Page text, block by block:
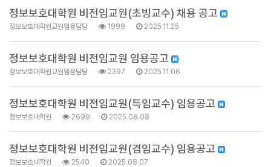
정보보호대학원 비전임교원(초빙교수) 채용 공고
정보보호대학원교원임용담당 1999 2025.11.25
정보보호대학원 비전임교원 임용공고
정보보호대학원교원임용담당 2397 2025.11.06
정보보호대학원 비전임교원(특임교수) 임용공고
정보보호대학원 2699 2025.08.08
정보보호대학원 비전임교원(겸임교수) 임용공고
정보보호대학원 2540 2025.08.07